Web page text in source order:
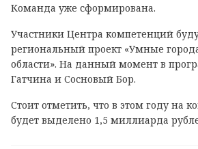
Команда уже сформирована.
Участники Центра компетенций
региональный проект «Умные
области». На данный момент в
Гатчина и Сосновый Бор.
Стоит отметить, что в этом году на
будет выделено 1,5 миллиарда